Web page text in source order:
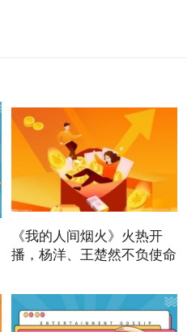
《我的人间烟火》火热开
播，杨洋、王楚然不负使命